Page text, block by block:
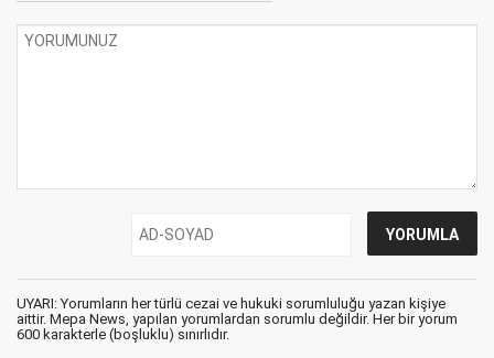
UYARI: Yorumların her türlü cezai ve hukuki sorumluluğu yazan kişiye
aittir. Mepa News, yapılan yorumlardan sorumlu değildir. Her bir yorum
600 karakterle (boşluklu) sınırlıdır.